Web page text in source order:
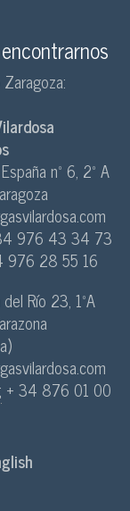
nº 6, 2º A
976 43 34 73
28 55 16
Río 23, 1ºA
+ 34 876 01 00